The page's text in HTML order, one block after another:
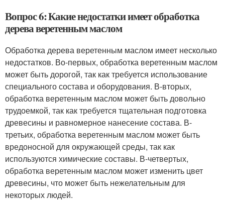
Вопрос 6: Какие недостатки имеет обработка
дерева веретенным маслом
Обработка дерева веретенным маслом имеет несколько
недостатков. Во-первых, обработка веретенным маслом
может быть дорогой, так как требуется использование
специального состава и оборудования. В-вторых,
обработка веретенным маслом может быть довольно
трудоемкой, так как требуется тщательная подготовка
древесины и равномерное нанесение состава. В-
третьих, обработка веретенным маслом может быть
вредоносной для окружающей среды, так как
используются химические составы. В-четвертых,
обработка веретенным маслом может изменить цвет
древесины, что может быть нежелательным для
некоторых людей.